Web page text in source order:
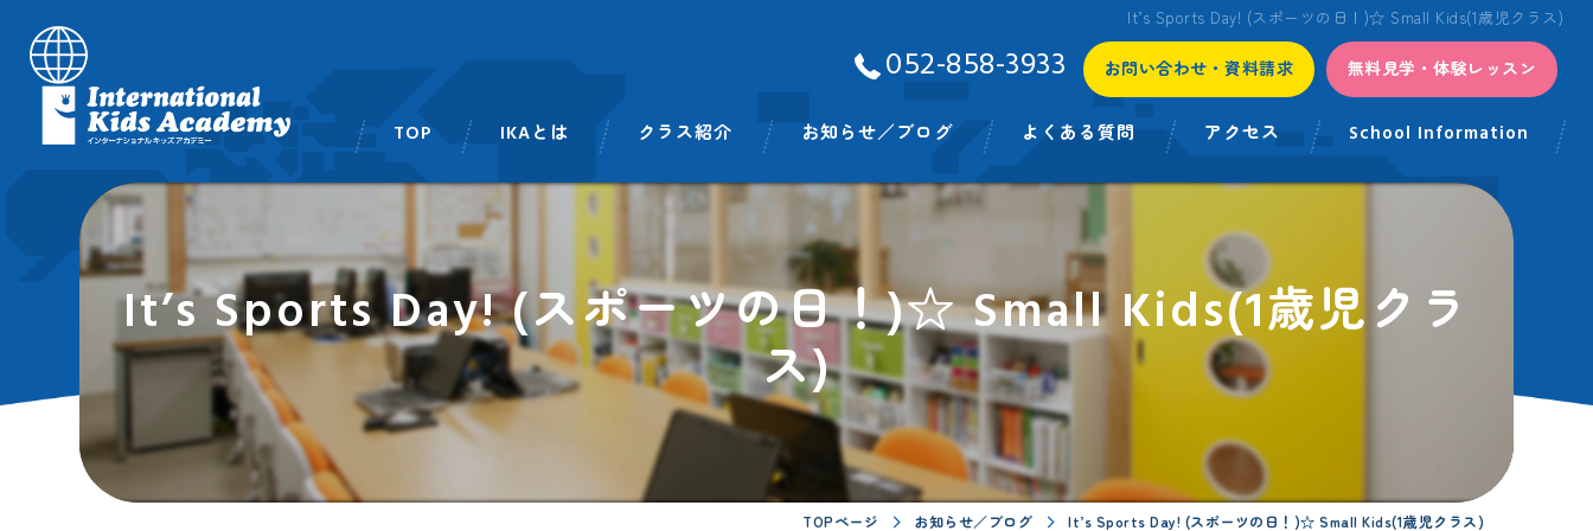
It’s Sports Day! (スポーツの日！)☆ Small Kids(1歳児クラス)
052-858-3933 お問い合わせ・資料請求 無料見学・体験レッスン
TOP IKAとは
スタッフ
クラス紹介
ベビークラス
スモールキッズクラス
プリスクールクラス
キンディクラス
イングリッシュタイム
ビッグキッズイングリッシュタイム
お知らせ／ブログ よくある質問 アクセス School Information
It’s Sports Day! (スポーツの日！)☆ Small Kids(1歳児クラ
ス)
TOPページ お知らせ／ブログ It’s Sports Day! (スポーツの日！)☆ Small Kids(1歳児クラス)